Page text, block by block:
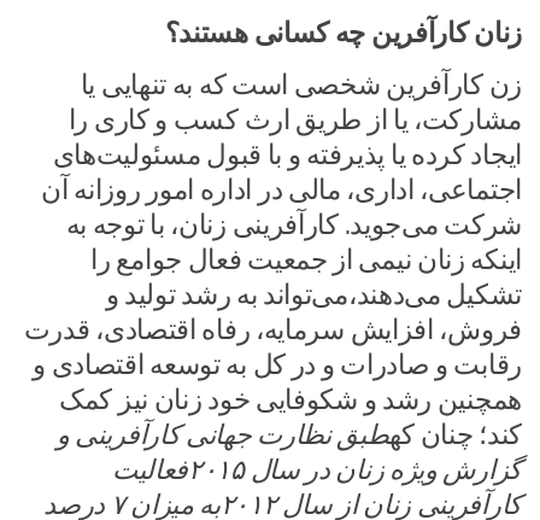
زنان کارآفرین چه کسانی هستند؟
زن کارآفرین شخصی است که به تنهایی یا
مشارکت، یا از طریق ارث کسب و کاری را
ایجاد کرده یا پذیرفته و با قبول مسئولیت‌های
اجتماعی، اداری، مالی در اداره امور روزانه آن
شرکت می‌جوید. کارآفرینی زنان، با توجه به
اینکه زنان نیمی از جمعیت فعال جوامع را
تشکیل می‌دهند،می‌تواند به رشد تولید و
فروش، افزایش سرمایه، رفاه اقتصادی، قدرت
رقابت و صادرات و در کل به توسعه اقتصادی و
همچنین رشد و شکوفایی خود زنان نیز کمک
کند؛ چنان کهطبق نظارت جهانی کارآفرینی و
گزارش ویژه زنان در سال ۲۰۱۵فعالیت
کارآفرینی زنان از سال ۲۰۱۲به میزان ۷ درصد